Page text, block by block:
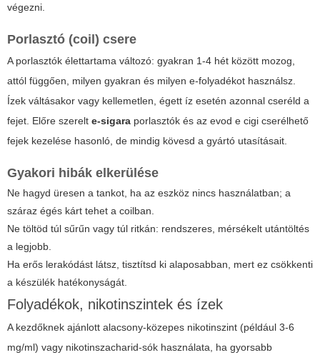
végezni.
Porlasztó (coil) csere
A porlasztók élettartama változó: gyakran 1-4 hét között mozog,
attól függően, milyen gyakran és milyen e-folyadékot használsz.
Ízek váltásakor vagy kellemetlen, égett íz esetén azonnal cseréld a
fejet. Előre szerelt e-sigara porlasztók és az evod e cigi cserélhető
fejek kezelése hasonló, de mindig kövesd a gyártó utasításait.
Gyakori hibák elkerülése
Ne hagyd üresen a tankot, ha az eszköz nincs használatban; a
száraz égés kárt tehet a coilban.
Ne töltöd túl sűrűn vagy túl ritkán: rendszeres, mérsékelt utántöltés
a legjobb.
Ha erős lerakódást látsz, tisztítsd ki alaposabban, mert ez csökkenti
a készülék hatékonyságát.
Folyadékok, nikotinszintek és ízek
A kezdőknek ajánlott alacsony-közepes nikotinszint (például 3-6
mg/ml) vagy nikotinszacharid-sók használata, ha gyorsabb